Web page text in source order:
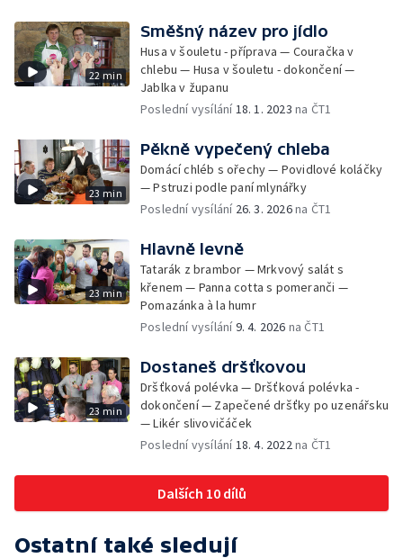
22 min
Směšný název pro jídlo
Husa v šouletu - příprava — Couračka v
chlebu — Husa v šouletu - dokončení —
Jablka v županu
Poslední vysílání18. 1. 2023 na ČT1
23 min
Pěkně vypečený chleba
Domácí chléb s ořechy — Povidlové koláčky
— Pstruzi podle paní mlynářky
Poslední vysílání 26. 3. 2026na ČT1
23 min
Hlavně levně
Tatarák z brambor — Mrkvový salát s
křenem — Panna cotta s pomeranči —
Pomazánka à la humr
Poslední vysílání9. 4. 2026 na ČT1
23 min
Dostaneš dršťkovou
Dršťková polévka — Dršťková polévka -
dokončení — Zapečené dršťky po uzenářsku
— Likér slivovičáček
Poslední vysílání18. 4. 2022na ČT1
Dalších 10 dílů
Ostatní také sledují